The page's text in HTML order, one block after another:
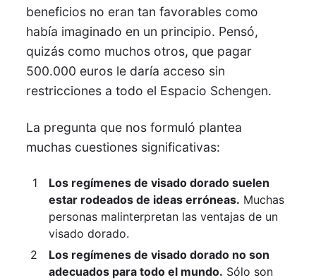
beneficios no eran tan favorables como
había imaginado en un principio. Pensó,
quizás como muchos otros, que pagar
500.000 euros le daría acceso sin
restricciones a todo el Espacio Schengen.
La pregunta que nos formuló plantea
muchas cuestiones significativas:
Los regímenes de visado dorado suelen
estar rodeados de ideas erróneas. Muchas
personas malinterpretan las ventajas de un
visado dorado.
Los regímenes de visado dorado no son
adecuados para todo el mundo. Sólo son